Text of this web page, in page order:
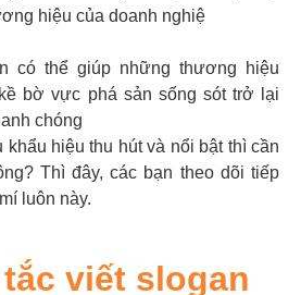
hiệu của doanh nghiệ
có thể giúp những thương hiệu
bờ vực phá sản sống sót trở lại
chóng
khẩu hiệu thu hút và nổi bật thì cần
Thì đây, các bạn theo dõi tiếp
luôn này.
viết slogan